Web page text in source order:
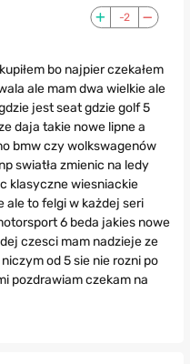
-2
bo najpier czekałem
ale mam dwa wielkie ale
jest seat gdzie golf 5
daja takie nowe lipne a
bmw czy wolkswagenów
swiatła zmienic na ledy
klasyczne wiesniackie
ale to felgi w każdej seri
6 beda jakies nowe
czesci mam nadzieje ze
od 5 sie nie rozni po
pozdrawiam czekam na